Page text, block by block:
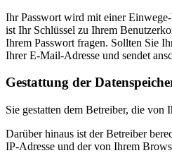
Ihr Passwort wird mit einer
ist Ihr Schlüssel zu Ihrem
Ihrem Passwort fragen. Sollten Sie
Ihrer E-Mail-Adresse und sendet
Gestattung der
Sie gestatten dem Betreiber, die von
Darüber hinaus ist der Betreiber
IP-Adresse und der von Ihrem